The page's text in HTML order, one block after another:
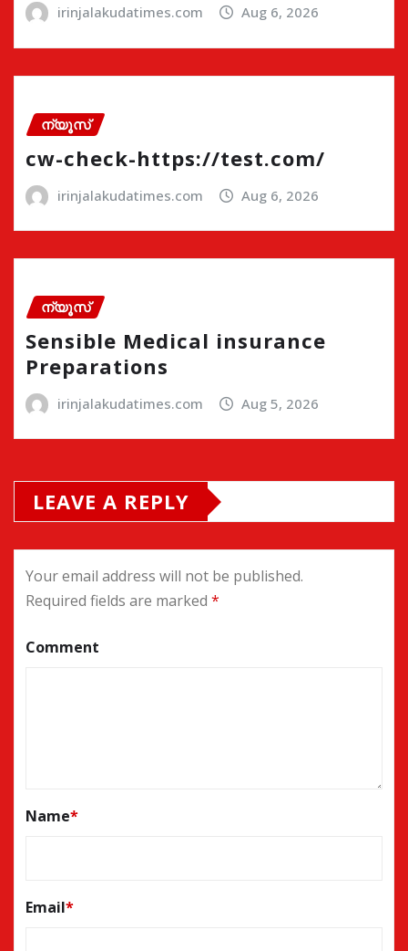
irinjalakudatimes.com Aug 6, 2026
ന്യൂസ്
cw-check-https://test.com/
irinjalakudatimes.com Aug 6, 2026
ന്യൂസ്
Sensible Medical insurance
Preparations
irinjalakudatimes.com Aug 5, 2026
LEAVE A REPLY
Your email address will not be published.
Required fields are marked *
Comment
Name*
Email*